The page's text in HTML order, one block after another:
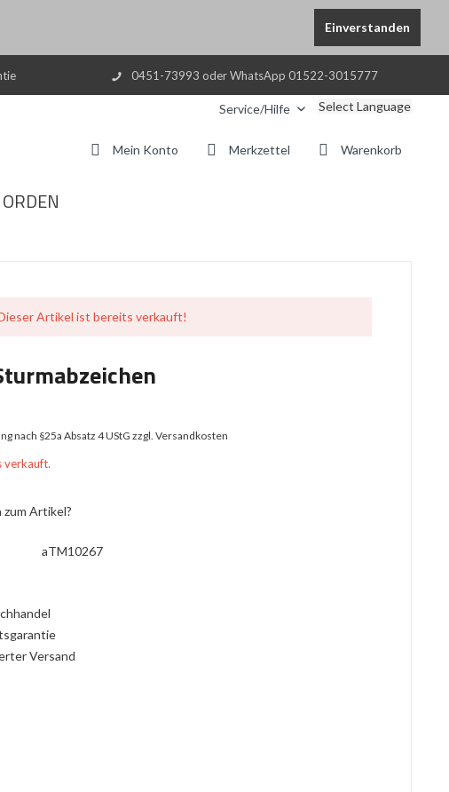
Einverstanden
0451-73993 oder WhatsApp 01522-3015777
Service/Hilfe Select Language
Warenkorb
Merkzettel
Mein Konto
Artikel ist bereits verkauft!
nach §25a Absatz 4 UStGzzgl. Versandkosten
verkauft.
zum Artikel?
aTM10267
Versand